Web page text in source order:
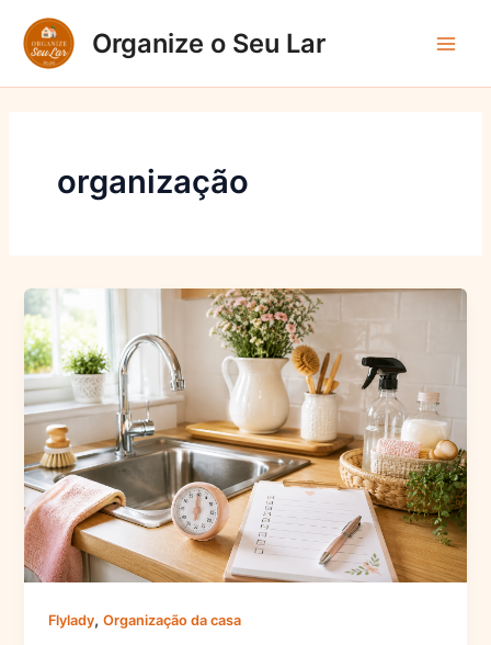
para
conteúdo
Organize o Seu Lar
organização
Flylady,Organização da casa